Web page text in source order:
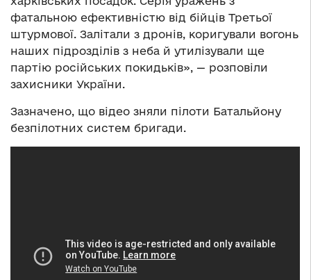
фатальною ефективністю від бійців Третьої
штурмової. Залітали з дронів, коригували вогонь
наших підрозділів з неба й утилізували ще
партію російських покидьків», — розповіли
захисники України.
Зазначено, що відео зняли пілоти Батальйону
безпілотних систем бригади.